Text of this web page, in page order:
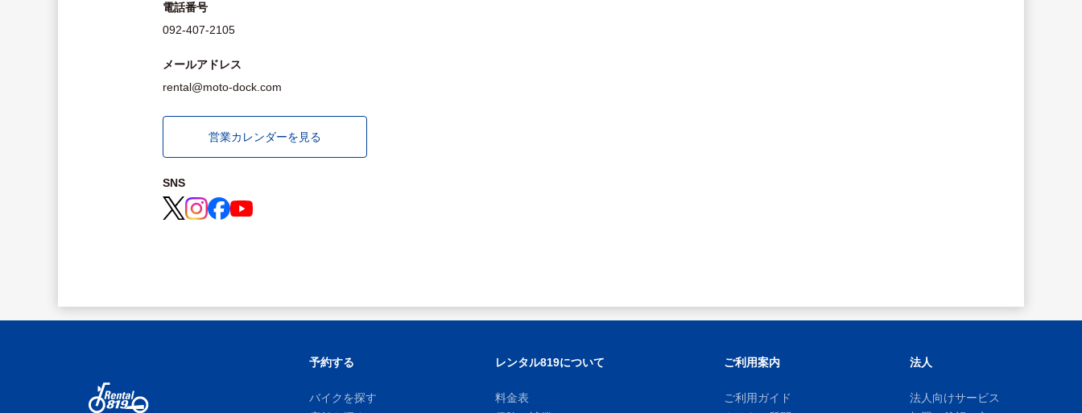
電話番号
092-407-2105
メールアドレス
rental@moto-dock.com
営業カレンダーを見る
SNS
予約する
バイクを探す
レンタル819について
料金表
ご利用案内
ご利用ガイド
法人
法人向けサービス